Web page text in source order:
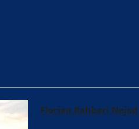
Florian Rahbari Nejad